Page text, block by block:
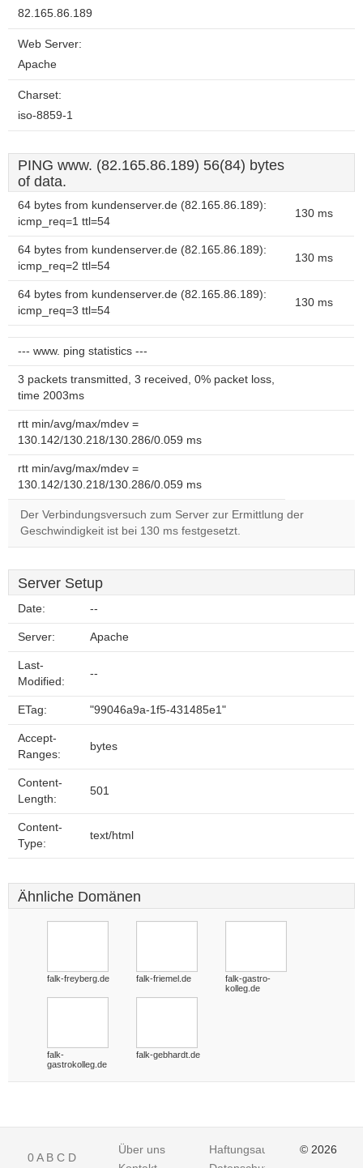
82.165.86.189
Web Server:
Apache
Charset:
iso-8859-1
PING www. (82.165.86.189) 56(84) bytes
of data.
64 bytes from kundenserver.de (82.165.86.189):
icmp_req=1 ttl=54
130 ms
64 bytes from kundenserver.de (82.165.86.189):
icmp_req=2 ttl=54
130 ms
64 bytes from kundenserver.de (82.165.86.189):
icmp_req=3 ttl=54
130 ms
--- www. ping statistics ---
3 packets transmitted, 3 received, 0% packet loss,
time 2003ms
rtt min/avg/max/mdev =
130.142/130.218/130.286/0.059 ms
rtt min/avg/max/mdev =
130.142/130.218/130.286/0.059 ms
Der Verbindungsversuch zum Server zur Ermittlung der
Geschwindigkeit ist bei 130 ms festgesetzt.
Server Setup
Date: --
Server: Apache
Last-
Modified:
--
ETag: "99046a9a-1f5-431485e1"
Accept-
Ranges:
bytes
Content-
Length:
501
Content-
Type:
text/html
Ähnliche Domänen
falk-freyberg.de falk-friemel.de
falk-gastro-
kolleg.de
falk-
gastrokolleg.de
falk-gebhardt.de
0A B C D
Über uns
Haftungsausschluss© 2026